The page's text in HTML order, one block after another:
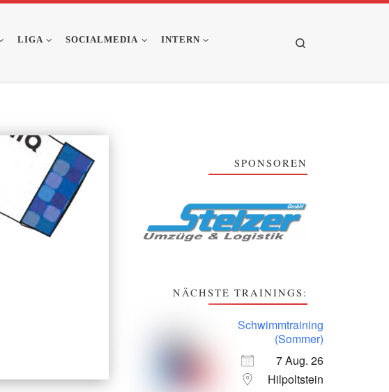
LIGA SOCIALMEDIA INTERN
SPONSOREN
NÄCHSTE TRAININGS:
Schwimmtraining
(Sommer)
7 Aug. 26
Hilpoltstein